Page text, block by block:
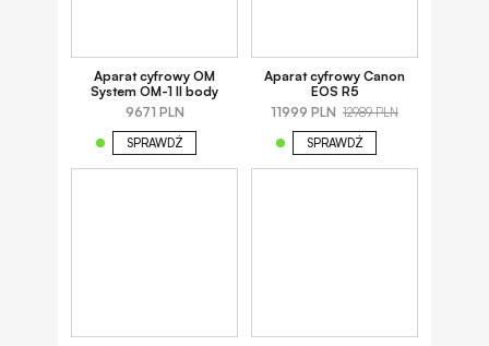
Aparat cyfrowy OM
System OM-1 II body
9671 PLN
SPRAWDŹ
Aparat cyfrowy Canon
EOS R5
11999 PLN 12989 PLN
SPRAWDŹ